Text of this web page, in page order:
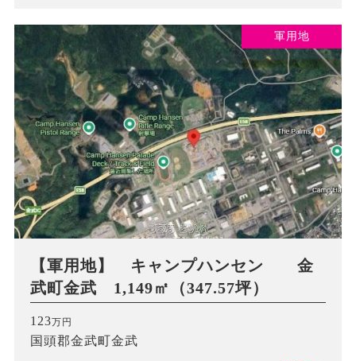
軍用地
【軍用地】 キャンプハンセン 金
武町金武 1,149㎡（347.57坪）
123万円
国頭郡金武町金武